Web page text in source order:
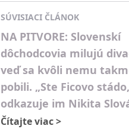
SÚVISIACI ČLÁNOK
NA PITVORE: Slovenskí
dôchodcovia milujú
veď sa kvôli nemu
pobili. „Ste Ficovo
odkazuje im Nikita
Čítajte viac>